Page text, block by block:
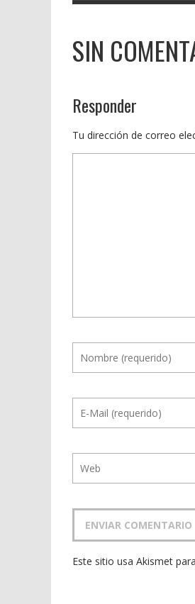
SIN
Responder
Tu dirección de correo
Este sitio usa Akismet